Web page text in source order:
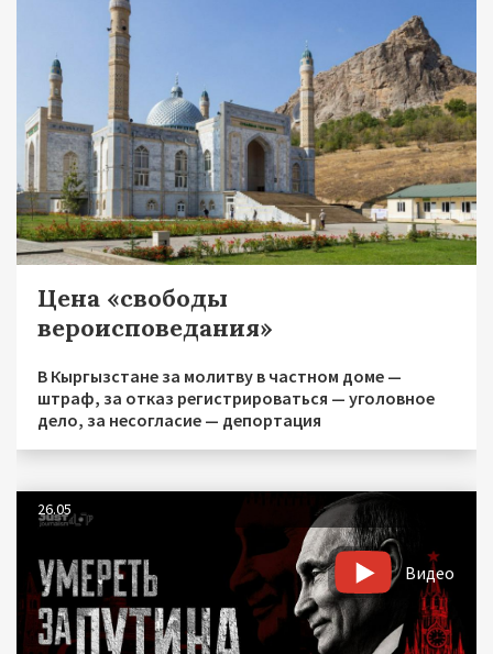
Цена «свободы
вероисповедания»
В Кыргызстане за молитву в частном доме —
штраф, за отказ регистрироваться — уголовное
дело, за несогласие — депортация
26.05
Видео